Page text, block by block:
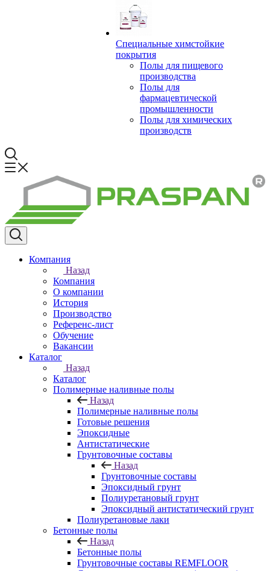
Специальные химстойкие
покрытия
Полы для пищевого
производства
Полы для
фармацевтической
промышленности
Полы для химических
производств
Компания
Назад
Компания
О компании
История
Производство
Референс-лист
Обучение
Вакансии
Каталог
Назад
Каталог
Полимерные наливные полы
Назад
Полимерные наливные полы
Готовые решения
Эпоксидные
Антистатические
Грунтовочные составы
Назад
Грунтовочные составы
Эпоксидный грунт
Полиуретановый грунт
Эпоксидный антистатический грунт
Полиуретановые лаки
Бетонные полы
Назад
Бетонные полы
Грунтовочные составы REMFLOOR